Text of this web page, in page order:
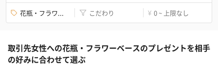
花瓶・フラワ... こだわり ¥ 0 ~ 上限なし
取引先女性への花瓶・フラワーベースのプレゼントを相手
の好みに合わせて選ぶ